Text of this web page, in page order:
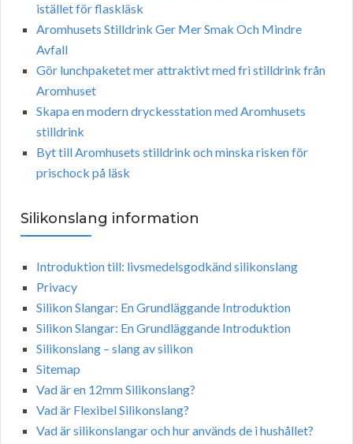
istället för flaskläsk
Aromhusets Stilldrink Ger Mer Smak Och Mindre
Avfall
Gör lunchpaketet mer attraktivt med fri stilldrink från
Aromhuset
Skapa en modern dryckesstation med Aromhusets
stilldrink
Byt till Aromhusets stilldrink och minska risken för
prischock på läsk
Silikonslang information
Introduktion till: livsmedelsgodkänd silikonslang
Privacy
Silikon Slangar: En Grundläggande Introduktion
Silikon Slangar: En Grundläggande Introduktion
Silikonslang – slang av silikon
Sitemap
Vad är en 12mm Silikonslang?
Vad är Flexibel Silikonslang?
Vad är silikonslangar och hur används de i hushållet?